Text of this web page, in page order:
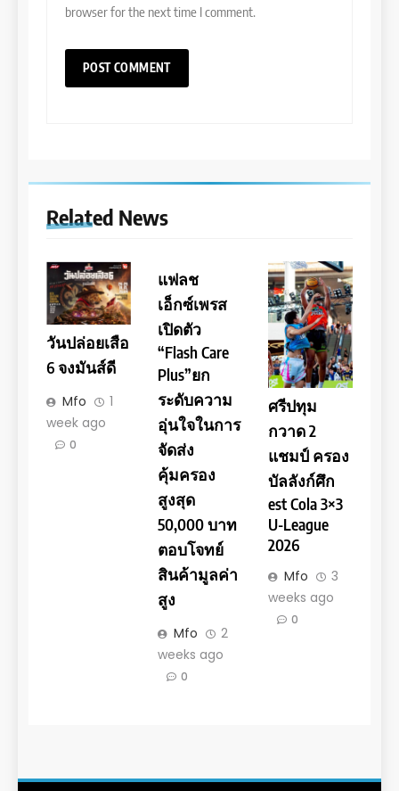
browser for the next time I comment.
Related News
วันปล่อยเสือ
6 จงมันส์ดี
Mfo
1
week ago
0
แฟลช
เอ็กซ์เพรส
เปิดตัว
“Flash Care
Plus”ยก
ระดับความ
อุ่นใจในการ
จัดส่ง
คุ้มครอง
สูงสุด
50,000 บาท
ตอบโจทย์
สินค้ามูลค่า
สูง
Mfo
2
weeks ago
0
ศรีปทุม
กวาด 2
แชมป์ ครอง
บัลลังก์ศึก
est Cola 3×3
U-League
2026
Mfo
3
weeks ago
0